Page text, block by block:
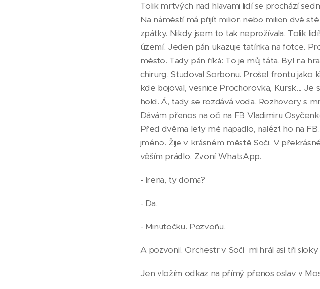
Tolik mrtvých nad hlavami lidí se prochází
Na náměstí má přijít milion nebo milion dvě
zpátky. Nikdy jsem to tak neprožívala. Tolik
území. Jeden pán ukazuje tatínka na fotce.
město. Tady pán říká: To je můj táta. Byl na
chirurg. Studoval Sorbonu. Prošel frontu jako
kde bojoval, vesnice Prochorovka, Kursk... Je
hold. Á, tady se rozdává voda. Rozhovory s
Dávám přenos na oči na FB Vladimiru
Před dvěma lety mě napadlo, nalézt ho na
jméno. Žije v krásném městě Soči. V
věším prádlo. Zvoní WhatsApp.
- Irena, ty doma?
- Da.
- Minutočku. Pozvoňu.
A pozvonil. Orchestr v Soči mi hrál asi tři
Jen vložím odkaz na přímý přenos oslav v